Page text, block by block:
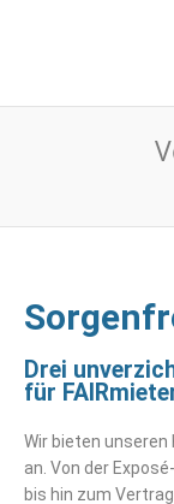
Drei
für
Wir bieten
an. Von der
bis hin zum